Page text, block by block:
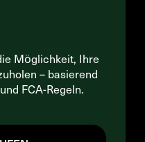
Möglichkeit, Ihre
– basierend
FCA-Regeln.